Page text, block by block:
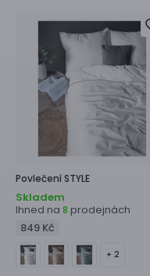
PovlečeníSTYLE
Skladem
Ihned na 8 prodejnách
849 Kč
+ 2